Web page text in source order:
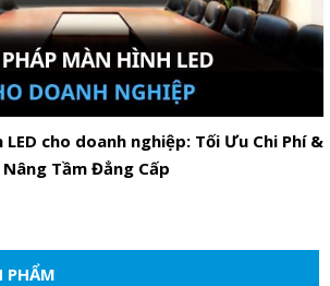
cho doanh nghiệp: Tối Ưu Chi Phí &
Nâng Tầm Đẳng Cấp
PHẨM